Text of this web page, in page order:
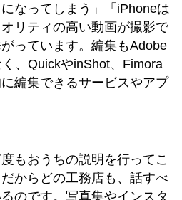
なってしまう」「iPhoneは
リティの高い動画が撮影で
っています。編集もAdobe
、QuickやinShot、Fimora
編集できるサービスやアプ
もおうちの説明を行ってこ
からどの工務店も、話すべ
のです。写真集やインスタ